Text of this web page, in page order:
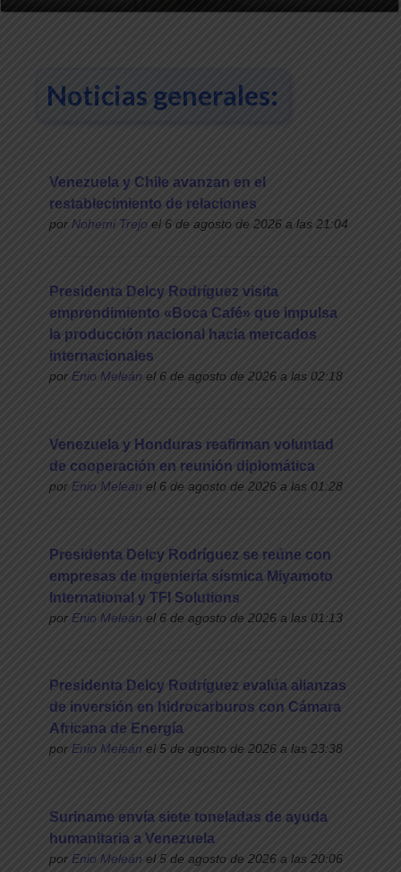
Noticias generales:
Venezuela y Chile avanzan en el
restablecimiento de relaciones
por Nohemi Trejo el 6 de agosto de 2026 a las 21:04
Presidenta Delcy Rodríguez visita
emprendimiento «Boca Café» que impulsa
la producción nacional hacia mercados
internacionales
por Enio Meleán el 6 de agosto de 2026 a las 02:18
Venezuela y Honduras reafirman voluntad
de cooperación en reunión diplomática
por Enio Meleán el 6 de agosto de 2026 a las 01:28
Presidenta Delcy Rodríguez se reúne con
empresas de ingeniería sísmica Miyamoto
International y TFI Solutions
por Enio Meleán el 6 de agosto de 2026 a las 01:13
Presidenta Delcy Rodríguez evalúa alianzas
de inversión en hidrocarburos con Cámara
Africana de Energía
por Enio Meleán el 5 de agosto de 2026 a las 23:38
Suriname envía siete toneladas de ayuda
humanitaria a Venezuela
por Enio Meleán el 5 de agosto de 2026 a las 20:06